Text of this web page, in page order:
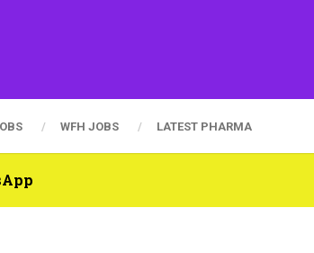
WFH JOBS LATEST PHARMA